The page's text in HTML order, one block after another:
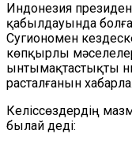
Индонезия
қабылдауында
Сугиономен
көпқырлы
ынтымақтастықты
расталғанын
Келіссөздердің
былай деді: